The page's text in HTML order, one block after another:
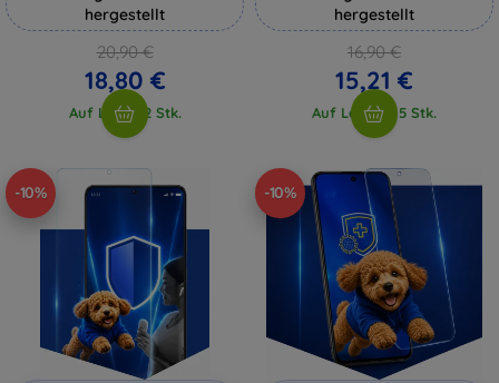
hergestellt
20,90 €
18,80 €
Auf Lager 2 Stk.
hergestellt
16,90 €
15,21 €
Auf Lager > 5 Stk.
-10% -10%